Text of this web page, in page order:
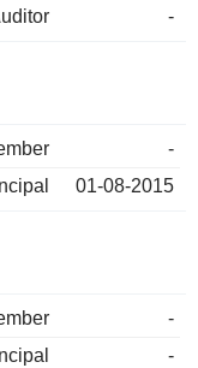
-
-
01-08-2015
-
-